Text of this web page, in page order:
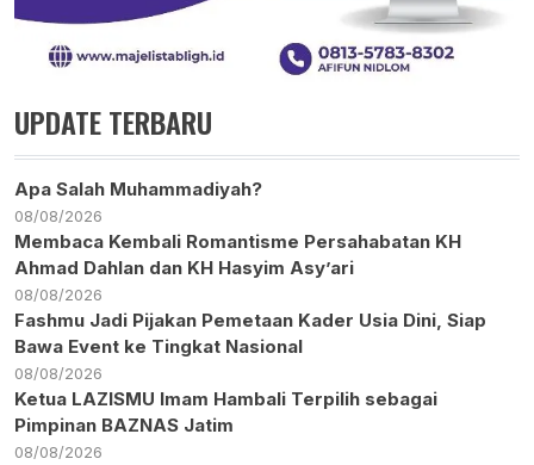
UPDATE TERBARU
Apa Salah Muhammadiyah?
08/08/2026
Membaca Kembali Romantisme Persahabatan KH
Ahmad Dahlan dan KH Hasyim Asy’ari
08/08/2026
Fashmu Jadi Pijakan Pemetaan Kader Usia Dini, Siap
Bawa Event ke Tingkat Nasional
08/08/2026
Ketua LAZISMU Imam Hambali Terpilih sebagai
Pimpinan BAZNAS Jatim
08/08/2026